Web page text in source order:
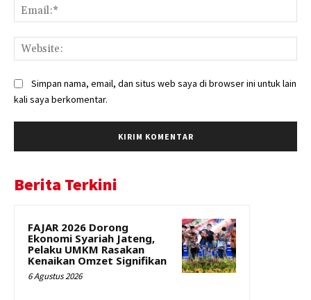
Simpan nama, email, dan situs web saya di browser ini untuk lain
kali saya berkomentar.
Berita Terkini
FAJAR 2026 Dorong
Ekonomi Syariah Jateng,
Pelaku UMKM Rasakan
Kenaikan Omzet Signifikan
6 Agustus 2026